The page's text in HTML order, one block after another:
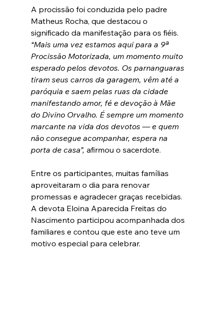
A procissão foi conduzida pelo padre
Matheus Rocha, que destacou o
significado da manifestação para os fiéis.
“Mais uma vez estamos aqui para a 9ª
Procissão Motorizada, um momento muito
esperado pelos devotos. Os parnanguaras
tiram seus carros da garagem, vêm até a
paróquia e saem pelas ruas da cidade
manifestando amor, fé e devoção à Mãe
do Divino Orvalho. É sempre um momento
marcante na vida dos devotos — e quem
não consegue acompanhar, espera na
porta de casa”, afirmou o sacerdote.
Entre os participantes, muitas famílias
aproveitaram o dia para renovar
promessas e agradecer graças recebidas.
A devota Eloina Aparecida Freitas do
Nascimento participou acompanhada dos
familiares e contou que este ano teve um
motivo especial para celebrar.